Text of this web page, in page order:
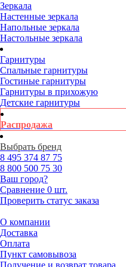
Зеркала
Настенные зеркала
Напольные зеркала
Настольные зеркала
Гарнитуры
Спальные гарнитуры
Гостиные гарнитуры
Гарнитуры в прихожую
Детские гарнитуры
Распродажа
Выбрать бренд
8 495 374 87 75
8 800 500 75 30
Ваш город?
Сравнение 0 шт.
Проверить статус заказа
О компании
Доставка
Оплата
Пункт самовывоза
Получение и возврат товара